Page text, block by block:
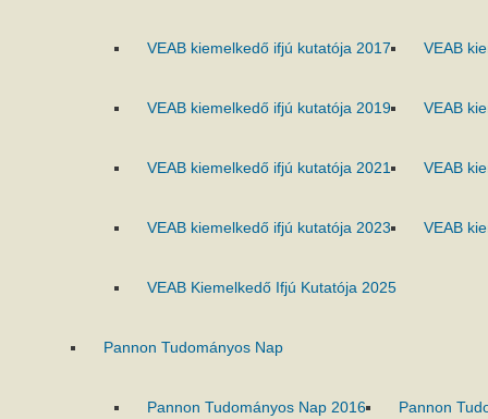
VEAB kiemelkedő ifjú kutatója 2017 VEAB
VEAB kiemelkedő ifjú kutatója 2019 VEAB
VEAB kiemelkedő ifjú kutatója 2021 VEAB
VEAB kiemelkedő ifjú kutatója 2023 VEAB
VEAB Kiemelkedő Ifjú Kutatója 2025
Pannon Tudományos Nap
Pannon Tudományos Nap 2016 Pannon